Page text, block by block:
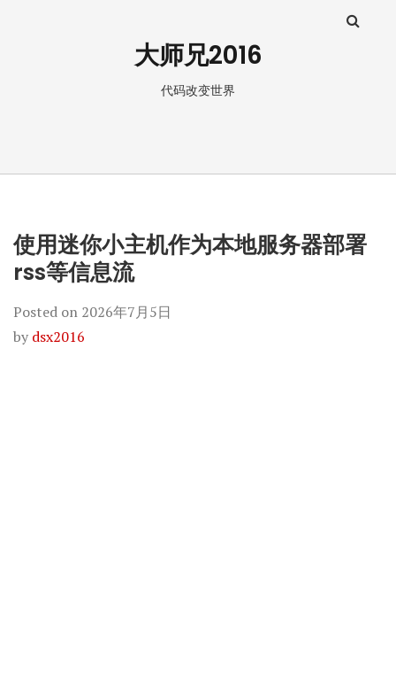
大师兄2016
代码改变世界
使用迷你小主机作为本地服务器部署
rss等信息流
Posted on 2026年7月5日
by dsx2016